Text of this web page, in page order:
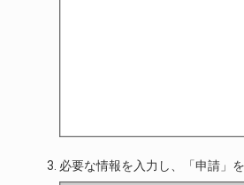
必要な情報を入力し、「申請」